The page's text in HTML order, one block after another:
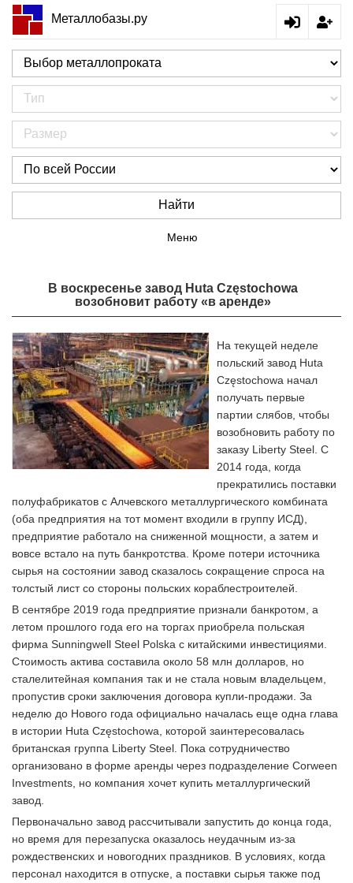
Металлобазы.ру
Найти
Меню
В воскресенье завод Huta Częstochowa
возобновит работу «в аренде»
На текущей неделе
польский завод Huta
Częstochowa начал
получать первые
партии слябов, чтобы
возобновить работу по
заказу Liberty Steel. С
2014 года, когда
прекратились поставки
полуфабрикатов с Алчевского металлургического комбината
(оба предприятия на тот момент входили в группу ИСД),
предприятие работало на сниженной мощности, а затем и
вовсе встало на путь банкротства. Кроме потери источника
сырья на состоянии завод сказалось сокращение спроса на
толстый лист со стороны польских кораблестроителей.
В сентябре 2019 года предприятие признали банкротом, а
летом прошлого года его на торгах приобрела польская
фирма Sunningwell Steel Polska с китайскими инвестициями.
Стоимость актива составила около 58 млн долларов, но
сталелитейная компания так и не стала новым владельцем,
пропустив сроки заключения договора купли-продажи. За
неделю до Нового года официально началась еще одна глава
в истории Huta Częstochowa, которой заинтересовалась
британская группа Liberty Steel. Пока сотрудничество
организовано в форме аренды через подразделение Corween
Investments, но компания хочет купить металлургический
завод.
Первоначально завод рассчитывали запустить до конца года,
но время для перезапуска оказалось неудачным из-за
рождественских и новогодних праздников. В условиях, когда
персонал находится в отпуске, а поставки сырья также под